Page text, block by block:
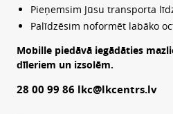
Pieņemsim Jūsu transporta
Palīdzēsim noformēt labāko
Mobille piedāvā iegādāties
dīleriem un izsolēm.
28 00 99 86 lkc@lkcentrs.lv